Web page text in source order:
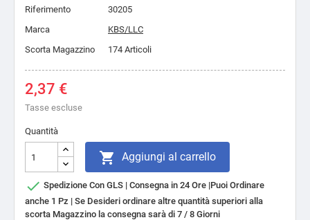
Riferimento
30205
Marca
KBS/LLC
Scorta Magazzino
174 Articoli
2,37 €
Tasse escluse
Quantità
 Aggiungi al carrello
 Spedizione Con GLS | Consegna in 24 Ore |Puoi Ordinare
anche 1 Pz | Se Desideri ordinare altre quantità superiori alla
scorta Magazzino la consegna sarà di 7 / 8 Giorni